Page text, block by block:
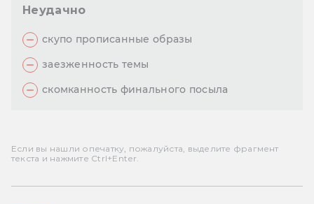
Неудачно
скупо прописанные образы
заезженность темы
скомканность финального посыла
Если вы нашли опечатку, пожалуйста, выделите фрагмент
текста и нажмите Ctrl+Enter.